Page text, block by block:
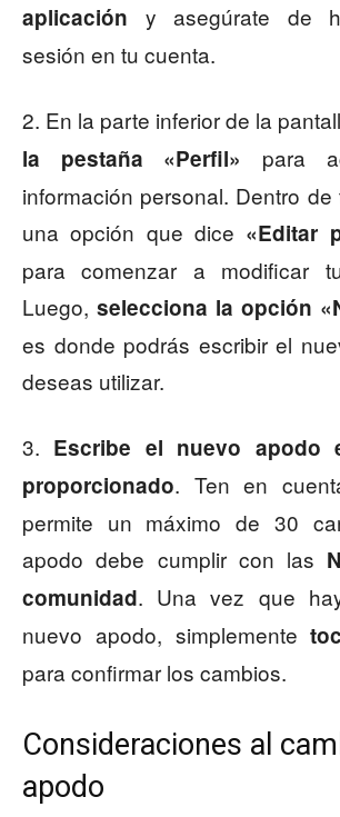
aplicación y asegúrate de
sesión en tu cuenta.
2. En la parte inferior de la
la pestaña «Perfil» para
información personal. Dentro
una opción que dice «Editar
para comenzar a modificar
Luego, selecciona la opción
es donde podrás escribir el
deseas utilizar.
3. Escribe el nuevo apodo
proporcionado. Ten en
permite un máximo de 30
apodo debe cumplir con las
comunidad. Una vez que
nuevo apodo, simplemente
para confirmar los cambios.
Consideraciones al
apodo